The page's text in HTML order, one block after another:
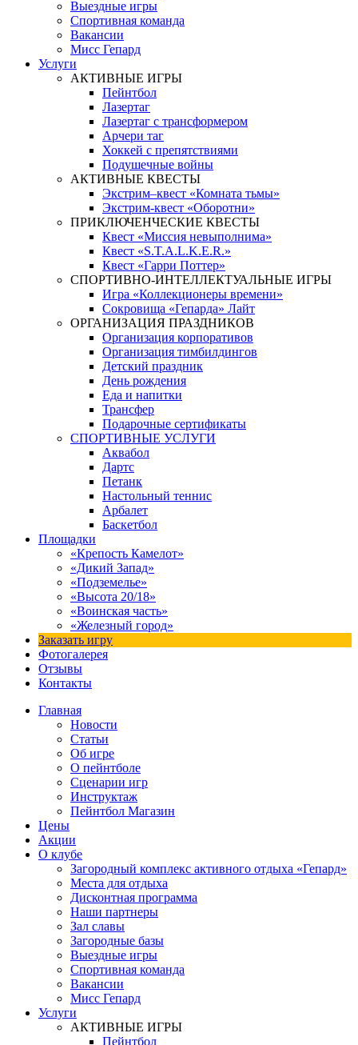
Выездные игры
Спортивная команда
Вакансии
Мисс Гепард
Услуги
АКТИВНЫЕ ИГРЫ
Пейнтбол
Лазертаг
Лазертаг с трансформером
Арчери таг
Хоккей с препятствиями
Подушечные войны
АКТИВНЫЕ КВЕСТЫ
Экстрим–квест «Комната тьмы»
Экстрим-квест «Оборотни»
ПРИКЛЮЧЕНЧЕСКИЕ КВЕСТЫ
Квест «Миссия невыполнима»
Квест «S.T.A.L.K.E.R.»
Квест «Гарри Поттер»
СПОРТИВНО-ИНТЕЛЛЕКТУАЛЬНЫЕ ИГРЫ
Игра «Коллекционеры времени»
Сокровища «Гепарда» Лайт
ОРГАНИЗАЦИЯ ПРАЗДНИКОВ
Организация корпоративов
Организация тимбилдингов
Детский праздник
День рождения
Еда и напитки
Трансфер
Подарочные сертификаты
СПОРТИВНЫЕ УСЛУГИ
Аквабол
Дартс
Петанк
Настольный теннис
Арбалет
Баскетбол
Площадки
«Крепость Камелот»
«Дикий Запад»
«Подземелье»
«Высота 20/18»
«Воинская часть»
«Железный город»
Заказать игру
Фотогалерея
Отзывы
Контакты
Главная
Новости
Статьи
Об игре
О пейнтболе
Сценарии игр
Инструктаж
Пейнтбол Магазин
Цены
Акции
О клубе
Загородный комплекс активного отдыха «Гепард»
Места для отдыха
Дисконтная программа
Наши партнеры
Зал славы
Загородные базы
Выездные игры
Спортивная команда
Вакансии
Мисс Гепард
Услуги
АКТИВНЫЕ ИГРЫ
Пейнтбол